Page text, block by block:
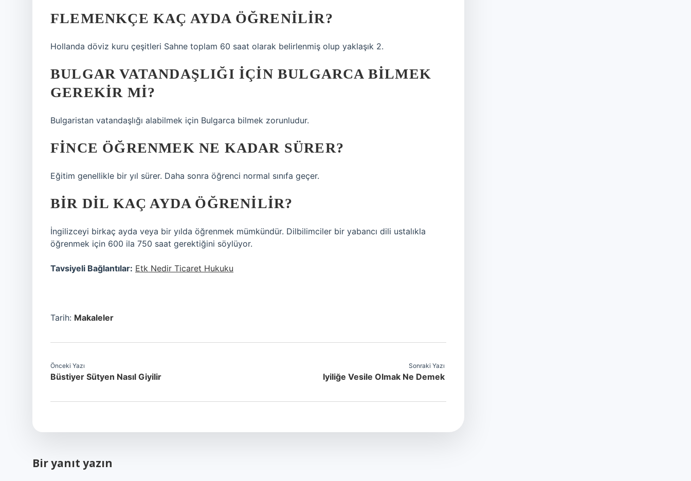
FLEMENKÇE KAÇ AYDA ÖĞRENILIR?
Hollanda döviz kuru çeşitleri Sahne toplam 60 saat olarak belirlenmiş olup yaklaşık 2.
BULGAR VATANDAŞLIĞI IÇIN BULGARCA BILMEK
GEREKIR MI?
Bulgaristan vatandaşlığı alabilmek için Bulgarca bilmek zorunludur.
FINCE ÖĞRENMEK NE KADAR SÜRER?
Eğitim genellikle bir yıl sürer. Daha sonra öğrenci normal sınıfa geçer.
BIR DIL KAÇ AYDA ÖĞRENILIR?
İngilizceyi birkaç ayda veya bir yılda öğrenmek mümkündür. Dilbilimciler bir yabancı dili ustalıkla
öğrenmek için 600 ila 750 saat gerektiğini söylüyor.
Tavsiyeli Bağlantılar: Etk Nedir Ticaret Hukuku
Tarih: Makaleler
Önceki Yazı
Büstiyer Sütyen Nasıl Giyilir
Sonraki Yazı
Iyiliğe Vesile Olmak Ne Demek
Bir yanıt yazın